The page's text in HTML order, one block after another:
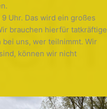
Uhr. Das wird ein großes
brauchen hierfür tatkräftige
uns, wer teilnimmt. Wir
können wir nicht